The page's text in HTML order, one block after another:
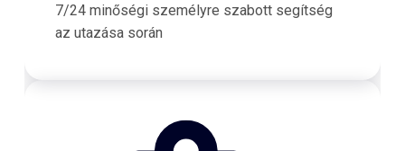
7/24 minőségi személyre szabott segítség
az utazása során